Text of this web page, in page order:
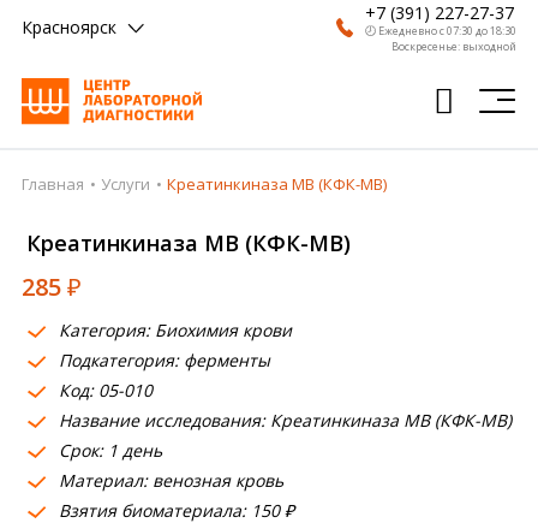
Красноярск
+7 (391) 227-27-37
🕗 Ежедневно с 07:30 до 18:30
Воскресенье: выходной
Главная
Анализы
Врачи
Получить результат
Пациентам
О компании
Где сдать
Главная Услуги Креатинкиназа МВ (КФК-МВ)
Креатинкиназа МВ (КФК-МВ)
285₽
Категория: Биохимия крови
Подкатегория: ферменты
Код: 05-010
Название исследования: Креатинкиназа МВ (КФК-МВ)
Срок: 1 день
Материал: венозная кровь
Взятия биоматериала: 150 ₽